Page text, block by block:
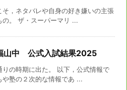
そ，ネタバレや自身の好き嫌いの主張
の。 ザ・スーパーマリ ...
山中 公式入試結果2025
りの時期に出た。 以下，公式情報で
や塾の２次的な情報であ ...